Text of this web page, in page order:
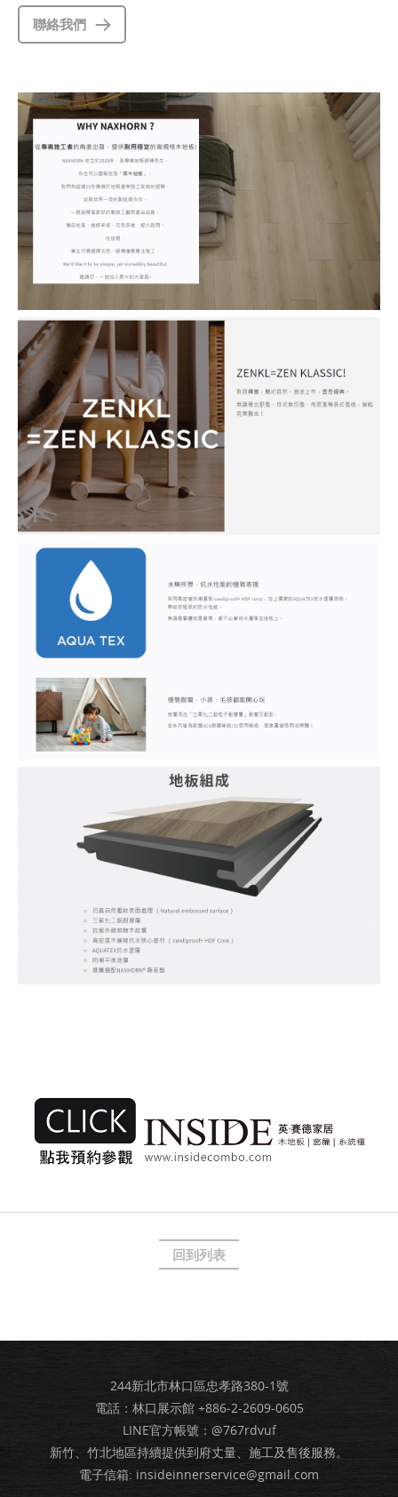
聯絡我們
回到列表
244新北市林口區忠孝路380-1號
電話：林口展示館 +886-2-2609-0605
LINE官方帳號：@767rdvuf
新竹、竹北地區持續提供到府丈量、施工及售後服務。
電子信箱: insideinnerservice@gmail.com